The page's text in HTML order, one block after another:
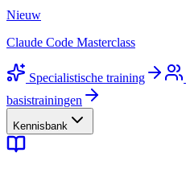
Nieuw
Claude Code Masterclass
Specialistische training
basistrainingen
Kennisbank